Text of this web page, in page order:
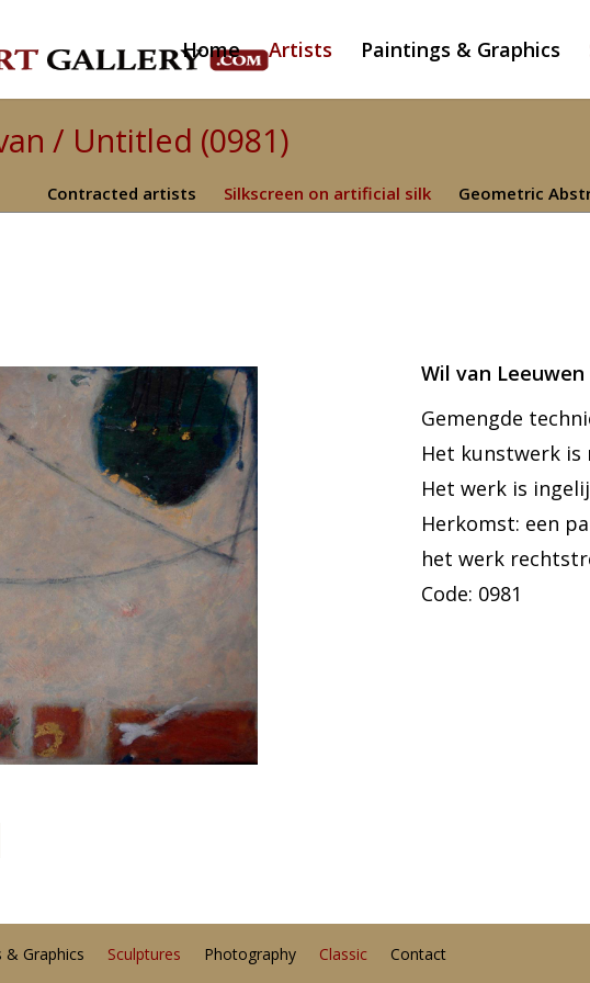
Home Artists Paintings & Graphics
/ Untitled (0981)
Contracted artists Silkscreen on artificial silk Geometric
Wil van
Gemengde
Het kunstwerk is
Het werk is
Herkomst: een
het werk
Code: 0981
& Graphics Sculptures Photography Classic Contact